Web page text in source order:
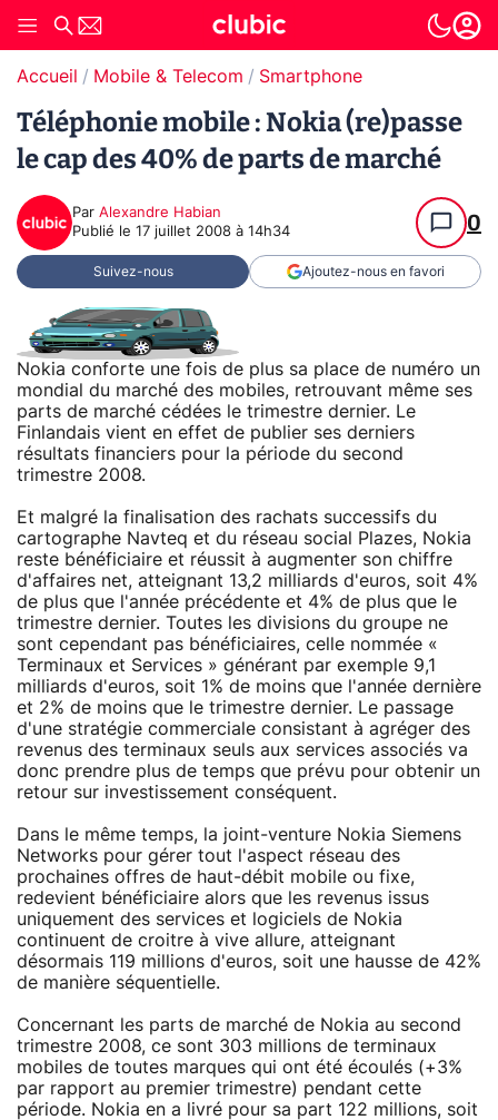
Accueil Mobile & Telecom Smartphone
Téléphonie mobile : Nokia (re)passe
le cap des 40% de parts de marché
Par Alexandre Habian
Publié le 17 juillet 2008 à 14h34 0
Suivez-nous Ajoutez-nous en favori
Nokia conforte une fois de plus sa place de numéro un
mondial du marché des mobiles, retrouvant même ses
parts de marché cédées le trimestre dernier. Le
Finlandais vient en effet de publier ses derniers
résultats financiers pour la période du second
trimestre 2008.
Et malgré la finalisation des rachats successifs du
cartographe Navteq et du réseau social Plazes, Nokia
reste bénéficiaire et réussit à augmenter son chiffre
d'affaires net, atteignant 13,2 milliards d'euros, soit 4%
de plus que l'année précédente et 4% de plus que le
trimestre dernier. Toutes les divisions du groupe ne
sont cependant pas bénéficiaires, celle nommée «
Terminaux et Services » générant par exemple 9,1
milliards d'euros, soit 1% de moins que l'année dernière
et 2% de moins que le trimestre dernier. Le passage
d'une stratégie commerciale consistant à agréger des
revenus des terminaux seuls aux services associés va
donc prendre plus de temps que prévu pour obtenir un
retour sur investissement conséquent.
Dans le même temps, la joint-venture Nokia Siemens
Networks pour gérer tout l'aspect réseau des
prochaines offres de haut-débit mobile ou fixe,
redevient bénéficiaire alors que les revenus issus
uniquement des services et logiciels de Nokia
continuent de croitre à vive allure, atteignant
désormais 119 millions d'euros, soit une hausse de 42%
de manière séquentielle.
Concernant les parts de marché de Nokia au second
trimestre 2008, ce sont 303 millions de terminaux
mobiles de toutes marques qui ont été écoulés (+3%
par rapport au premier trimestre) pendant cette
période. Nokia en a livré pour sa part 122 millions, soit